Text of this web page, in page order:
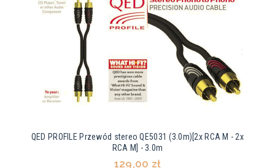
QED PROFILE Przewód stereo QE5031 (3.0m)[2x RCA M - 2x
RCA M] - 3.0m
129,00 zł